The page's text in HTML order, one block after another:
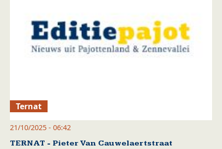
Ternat
21/10/2025 - 06:42
TERNAT - Pieter Van Cauwelaertstraat